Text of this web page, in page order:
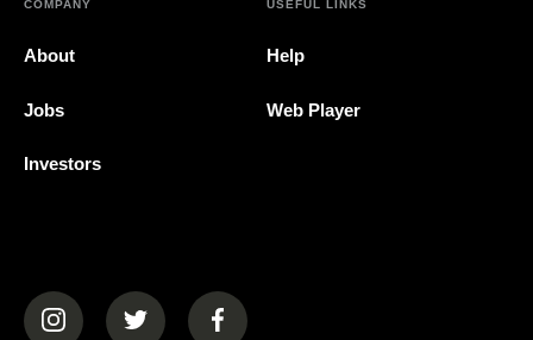
COMPANY
About
Jobs
Investors
USEFUL LINKS
Help
Web Player
(opens in a new tab)(opens in a new tab)(opens in a new tab)